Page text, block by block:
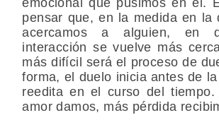
pensar que, en la medida en la
acercamos a alguien, en
interacción se vuelve más
más difícil será el proceso de
forma, el duelo inicia antes de
reedita en el curso del tiempo.
amor damos, más pérdida